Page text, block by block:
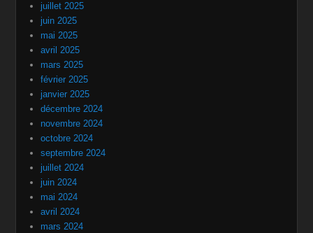
juillet 2025
juin 2025
mai 2025
avril 2025
mars 2025
février 2025
janvier 2025
décembre 2024
novembre 2024
octobre 2024
septembre 2024
juillet 2024
juin 2024
mai 2024
avril 2024
mars 2024